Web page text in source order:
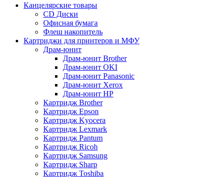
Канцелярские товары
CD Диски
Офисная бумага
Флеш накопитель
Картриджи для принтеров и МФУ
Драм-юнит
Драм-юнит Brother
Драм-юнит OKI
Драм-юнит Panasonic
Драм-юнит Xerox
Драм-юнит НР
Картридж Brother
Картридж Epson
Картридж Kyocera
Картридж Lexmark
Картридж Pantum
Картридж Ricoh
Картридж Samsung
Картридж Sharp
Картридж Toshiba